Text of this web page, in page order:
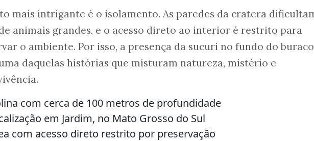
mais intrigante é o isolamento. As paredes da cratera
animais grandes, e o acesso direto ao interior é restrito para
o ambiente. Por isso, a presença da sucuri no fundo do buraco
daquelas histórias que misturam natureza, mistério e
com cerca de 100 metros de profundidade
em Jardim, no Mato Grosso do Sul
com acesso direto restrito por preservação